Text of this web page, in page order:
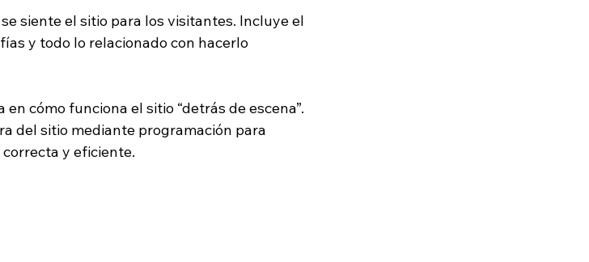
siente el sitio para los visitantes. Incluye el
y todo lo relacionado con hacerlo
cómo funciona el sitio “detrás de escena”.
del sitio mediante programación para
y eficiente.